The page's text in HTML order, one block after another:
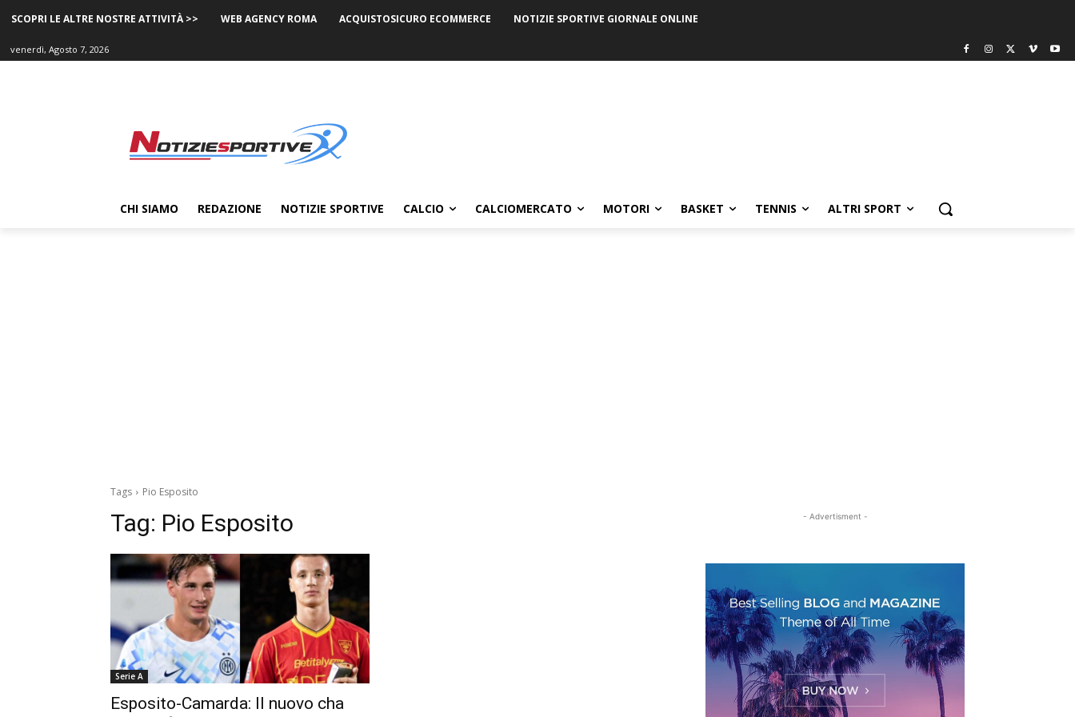
SCOPRI LE ALTRE NOSTRE ATTIVITÀ >> WEB AGENCY ROMA ACQUISTOSICURO ECOMMERCE NOTIZIE SPORTIVE GIORNALE ONLINE
venerdì, Agosto 7, 2026
CHI SIAMO REDAZIONE NOTIZIE SPORTIVE CALCIO CALCIOMERCATO MOTORI BASKET TENNIS ALTRI SPORT
Tags Pio Esposito
Tag: Pio Esposito
Serie A
Esposito-Camarda: Il nuovo cha
- Advertisment -